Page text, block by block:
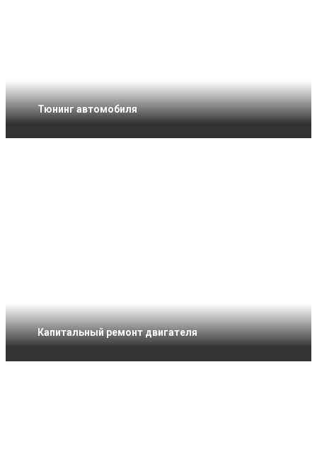
Тюнинг автомобиля
Капитальный ремонт двигателя